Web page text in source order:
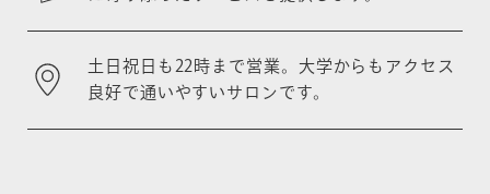
土日祝日も22時まで営業。 大学からもアクセス
良好で通いやすいサロンです。